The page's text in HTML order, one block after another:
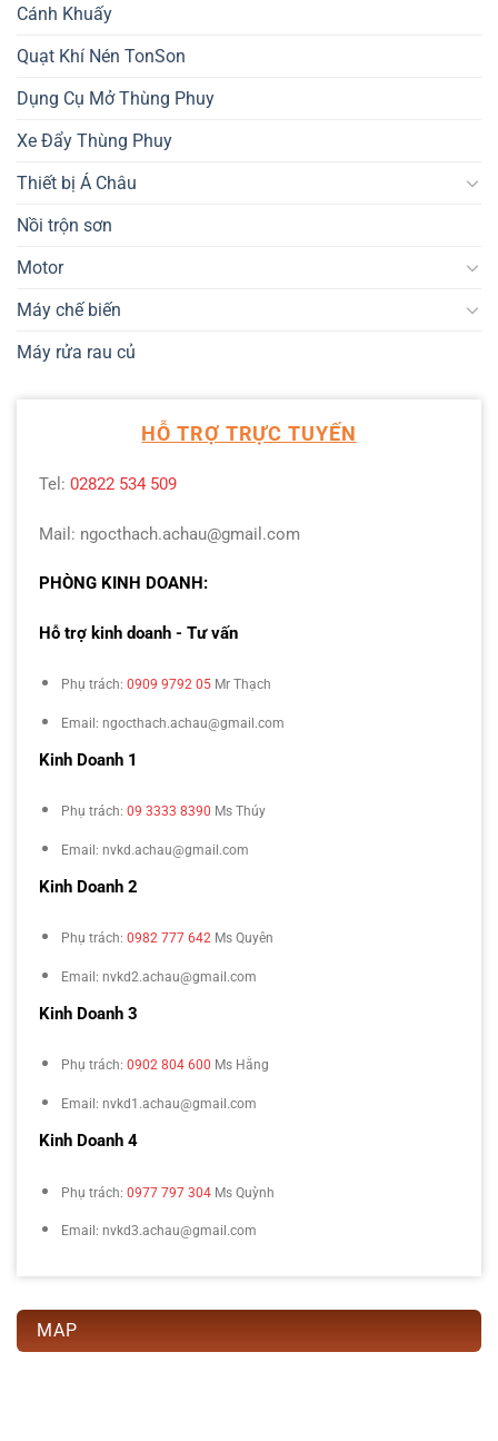
Cánh Khuấy
Quạt Khí Nén TonSon
Dụng Cụ Mở Thùng Phuy
Xe Đẩy Thùng Phuy
Thiết bị Á Châu
Nồi trộn sơn
Motor
Máy chế biến
Máy rửa rau củ
HỖ TRỢ TRỰC TUYẾN
Tel: 02822 534 509
Mail: ngocthach.achau@gmail.com
PHÒNG KINH DOANH:
Hỗ trợ kinh doanh - Tư vấn
Phụ trách: 0909 9792 05 Mr Thạch
Email: ngocthach.achau@gmail.com
Kinh Doanh 1
Phụ trách: 09 3333 8390 Ms Thúy
Email: nvkd.achau@gmail.com
Kinh Doanh 2
Phụ trách: 0982 777 642 Ms Quyên
Email: nvkd2.achau@gmail.com
Kinh Doanh 3
Phụ trách: 0902 804 600 Ms Hằng
Email: nvkd1.achau@gmail.com
Kinh Doanh 4
Phụ trách: 0977 797 304 Ms Quỳnh
Email: nvkd3.achau@gmail.com
MAP